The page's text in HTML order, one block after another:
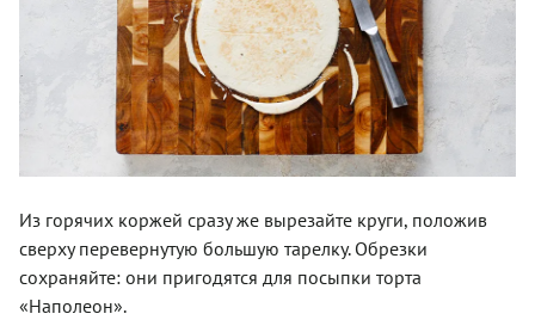
Из горячих коржей сразу же вырезайте круги, положив
сверху перевернутую большую тарелку. Обрезки
сохраняйте: они пригодятся для посыпки торта
«Наполеон».